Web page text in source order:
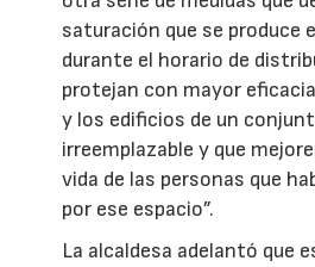
saturación que se produce
durante el horario de
protejan con mayor
y los edificios de un
irreemplazable y que
vida de las personas que
por ese espacio”.
La alcaldesa adelantó que